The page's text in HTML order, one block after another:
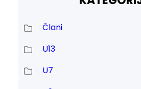
Člani
U13
U7